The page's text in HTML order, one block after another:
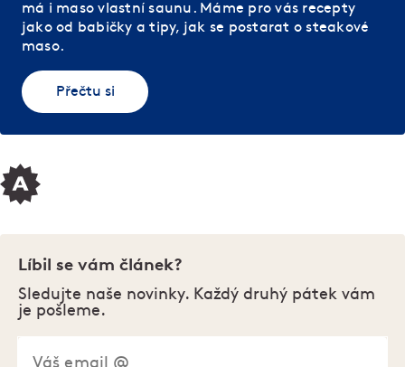
má i maso vlastní saunu. Máme pro vás recepty
jako od babičky a tipy, jak se postarat o steakové
maso.
Přečtu si
Líbil se vám článek?
Sledujte naše novinky. Každý druhý pátek vám
je pošleme.